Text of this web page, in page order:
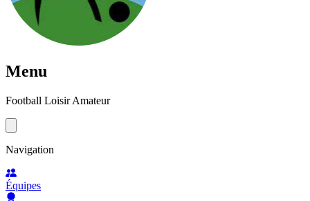
Menu
Football Loisir Amateur
Navigation
Équipes